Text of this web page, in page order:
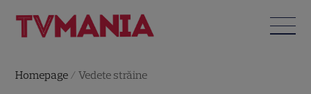
Homepage /Vedete străine